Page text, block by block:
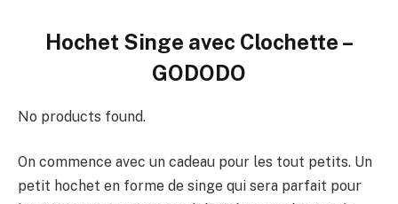
Hochet Singe avec Clochette –
GODODO
No products found.
On commence avec un cadeau pour les tout petits. Un
petit hochet en forme de singe qui sera parfait pour